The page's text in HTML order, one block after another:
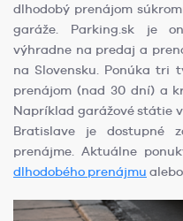
dlhodobý prenájom
garáže. Parking.sk je
výhradne na predaj a
na Slovensku. Ponúka tri
prenájom (nad 30 dní) a
Napríklad garážové státie
Bratislave je dostupné
prenájme. Aktuálne
dlhodobého prenájmu alebo